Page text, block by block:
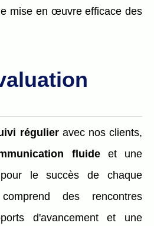
mise en œuvre efficace des
régulier avec nos clients,
fluideet une
le succès de chaque
des rencontres
d'avancement et une